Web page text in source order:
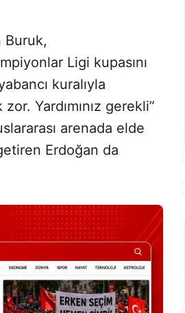
Buruk,
Ligi kupasını
kuralıyla
Yardımınız gerekli”
arenada elde
Erdoğan da